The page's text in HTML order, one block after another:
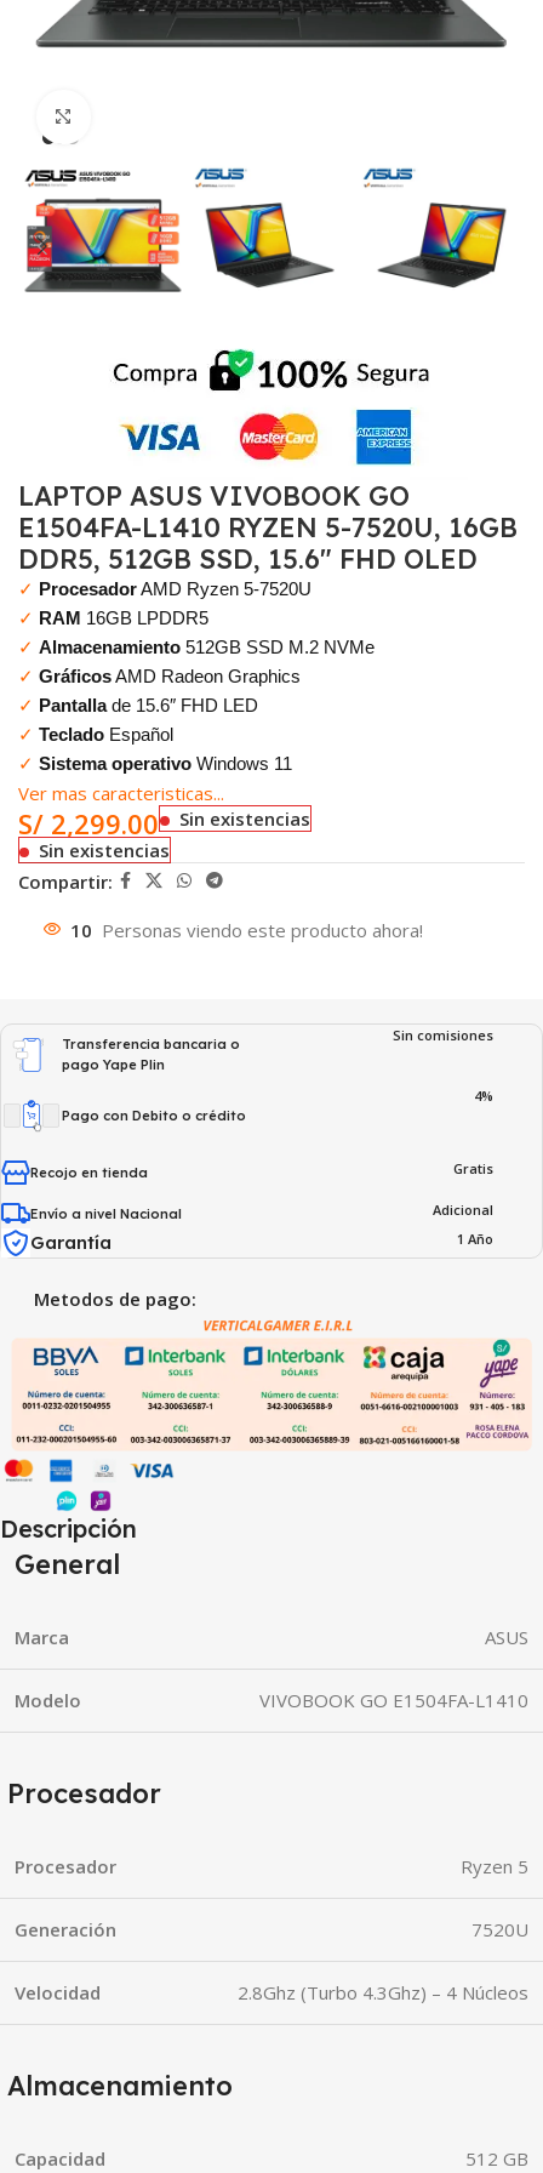
LAPTOP ASUS VIVOBOOK GO
E1504FA-L1410 RYZEN 5-7520U, 16GB
DDR5, 512GB SSD, 15.6″ FHD OLED
✓ ProcesadorAMD Ryzen 5-7520U
✓ RAM 16GB LPDDR5
✓ Almacenamiento 512GB SSD M.2 NVMe
✓ GráficosAMD Radeon Graphics
✓ Pantallade 15.6″ FHD LED
✓ Teclado Español
✓ Sistema operativo Windows 11
Ver mas caracteristicas...
S/ 2,299.00
Sin existencias
Sin existencias
Compartir:
10 Personas viendo este producto ahora!
Transferencia bancaria o
pago Yape Plin
Sin comisiones
Pago con Debito o crédito
4%
Recojo en tienda Gratis
Envío a nivel Nacional Adicional
Garantía 1 Año
Metodos de pago:
Descripción
General
Marca ASUS
Modelo VIVOBOOK GO E1504FA-L1410
Procesador
Procesador Ryzen 5
Generación 7520U
Velocidad 2.8Ghz (Turbo 4.3Ghz) – 4 Núcleos
Almacenamiento
Capacidad 512 GB